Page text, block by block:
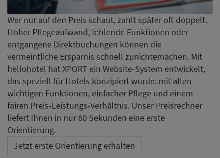
Wer nur auf den Preis schaut, zahlt später oft doppelt.
Hoher Pflegeaufwand, fehlende Funktionen oder
entgangene Direktbuchungen können die
vermeintliche Ersparnis schnell zunichtemachen. Mit
hellohotel hat XPORT ein Website-System entwickelt,
das speziell für Hotels konzipiert wurde: mit allen
wichtigen Funktionen, einfacher Pflege und einem
fairen Preis-Leistungs-Verhältnis. Unser Preisrechner
liefert Ihnen in nur 60 Sekunden eine erste
Orientierung.
Jetzt erste Orientierung erhalten